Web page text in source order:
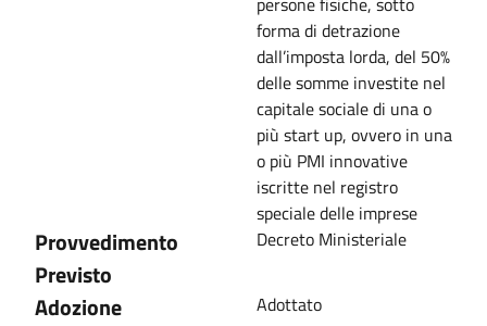
forma di detrazione
dall’imposta lorda, del 50%
delle somme investite nel
capitale sociale di una o
più start up, ovvero in una
o più PMI innovative
iscritte nel registro
speciale delle imprese
Provvedimento
Previsto
Decreto Ministeriale
Adozione Adottato